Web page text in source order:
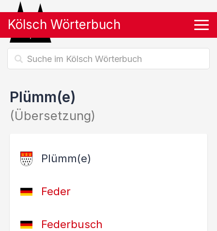
Kölsch Wörterbuch
Plümm(e)
(Übersetzung)
Plümm(e)
Feder
Federbusch